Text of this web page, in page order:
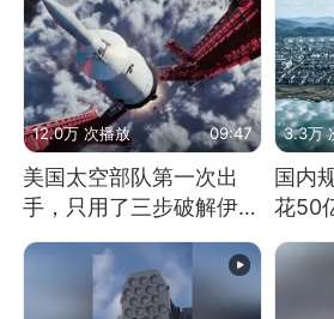
12.0万 次播放 09:47
美国太空部队第一次出
手，只用了三步破解伊朗
防空
3.3万
国内
花50
没人